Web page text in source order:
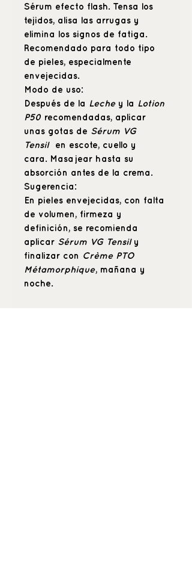
Sérum efecto flash. Tensa los
tejidos, alisa las arrugas y
elimina los signos de fatiga.
Recomendado para todo tipo
de pieles, especialmente
envejecidas.
Modo de uso:
Después de la Lechey la Lotion
P50 recomendadas, aplicar
unas gotas de Sérum VG
Tensil
en escote, cuello y
cara. Masajear hasta su
absorción antes de la crema.
Sugerencia:
En pieles envejecidas, con falta
de volumen, firmeza y
definición, se recomienda
aplicar Sérum VG Tensily
finalizar con
Crème PTO
Métamorphique, mañana y
noche.